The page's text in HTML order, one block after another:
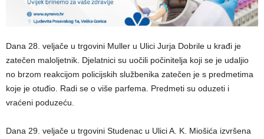
Dana 28. veljače u trgovini Muller u Ulici Jurja Dobrile u krađi je
zatečen maloljetnik. Djelatnici su uočili počinitelja koji se je udaljio
no brzom reakcijom policijskih službenika zatečen je s predmetima
koje je otuđio. Radi se o više parfema. Predmeti su oduzeti i
vraćeni poduzeću.
Dana 29. veljače u trgovini Studenac u Ulici A. K. Miošića izvršena